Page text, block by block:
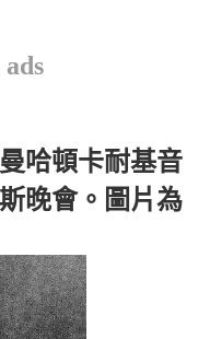
哈頓卡耐基音
晚會。圖片為